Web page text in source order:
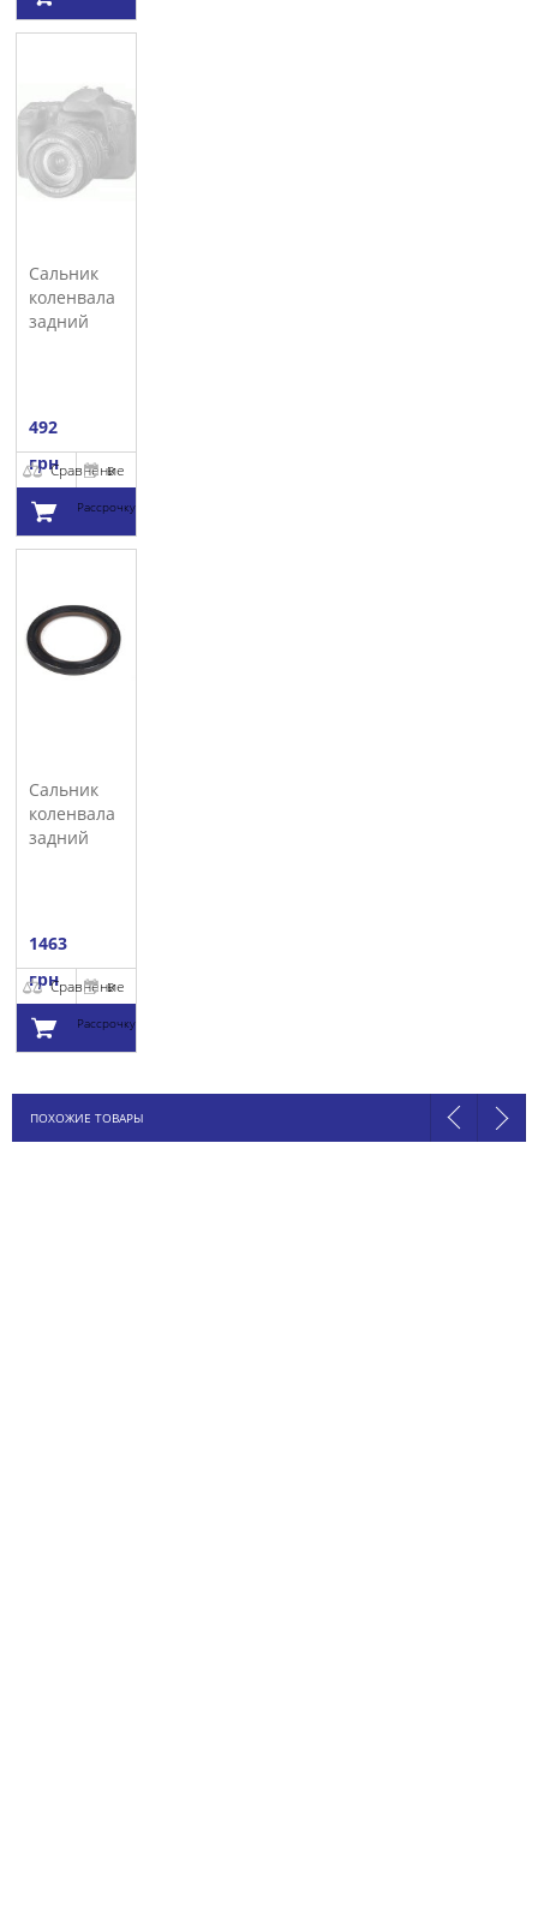
корзину
Сальник
коленвала
задний
492
грнСравнение
В
Рассрочку
корзину
Сальник
коленвала
задний
1463
грнСравнение
В
Рассрочку
корзину
ПОХОЖИЕ ТОВАРЫ